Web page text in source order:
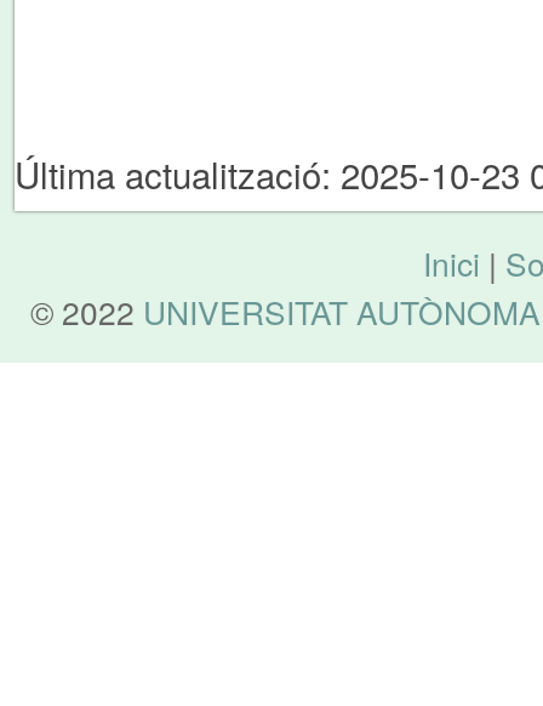
Última actualització: 2025-10-23
Inici |
© 2022 UNIVERSITAT